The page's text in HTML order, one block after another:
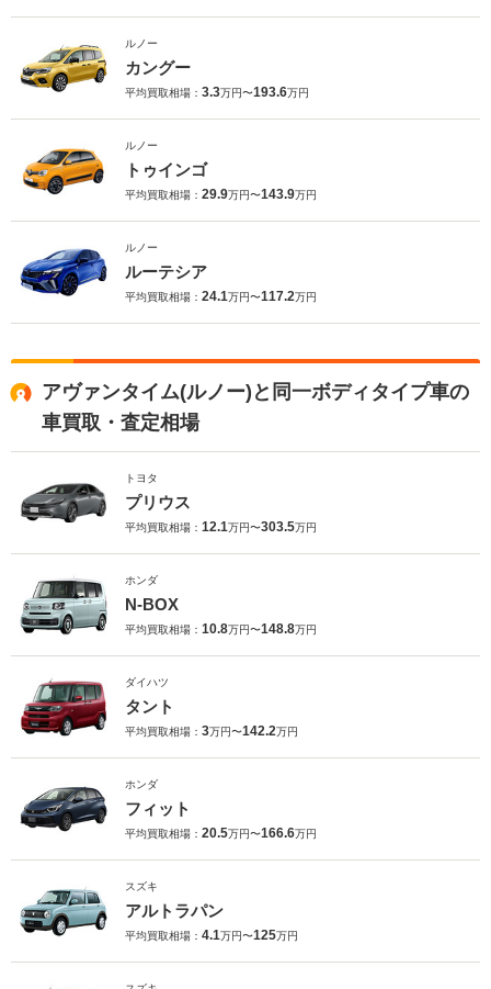
ルノー
カングー
平均買取相場： 3.3万円〜193.6万円
ルノー
トゥインゴ
平均買取相場： 29.9万円〜143.9万円
ルノー
ルーテシア
平均買取相場： 24.1万円〜117.2万円
アヴァンタイム(ルノー)と同一ボディタイプ車の
車買取・査定相場
トヨタ
プリウス
平均買取相場： 12.1万円〜303.5万円
ホンダ
N-BOX
平均買取相場： 10.8万円〜148.8万円
ダイハツ
タント
平均買取相場： 3万円〜142.2万円
ホンダ
フィット
平均買取相場： 20.5万円〜166.6万円
スズキ
アルトラパン
平均買取相場： 4.1万円〜125万円